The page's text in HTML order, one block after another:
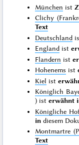
München ist
Clichy
Text
Deutschland
England ist
Flandern ist
Hohenems ist
Kiel ist
Königlich
) isterwähnt
Königliche
in diesem
Montmartre
Text